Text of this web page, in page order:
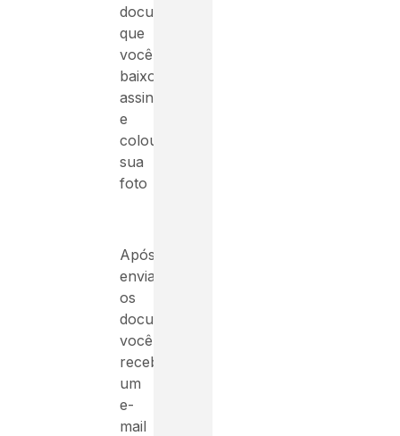
documento
que
você
baixou,
assinou
e
colou
sua
foto
Após
enviar
os
documentos
você
receberá
um
e-
mail